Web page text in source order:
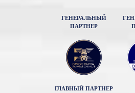
ГЕНЕРАЛЬНЫЙ
ПАРТНЕР
ГЛАВНЫЙ ПАРТНЕР